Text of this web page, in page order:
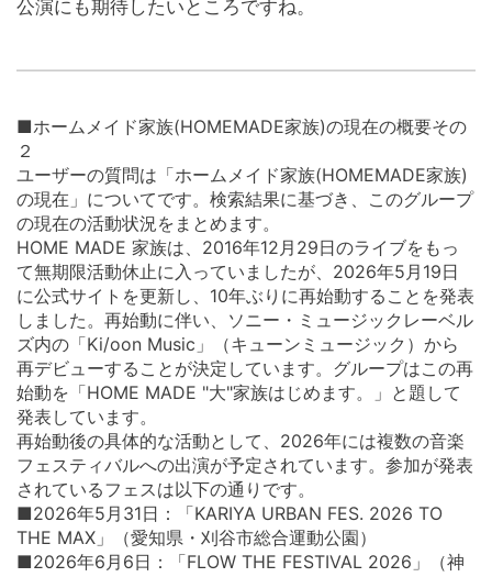
公演にも期待したいところですね。
■ホームメイド家族(HOMEMADE家族)の現在の概要その
２
ユーザーの質問は「ホームメイド家族(HOMEMADE家族)
の現在」についてです。検索結果に基づき、このグループ
の現在の活動状況をまとめます。
HOME MADE 家族は、2016年12月29日のライブをもっ
て無期限活動休止に入っていましたが、2026年5月19日
に公式サイトを更新し、10年ぶりに再始動することを発表
しました。再始動に伴い、ソニー・ミュージックレーベル
ズ内の「Ki/oon Music」（キューンミュージック）から
再デビューすることが決定しています。グループはこの再
始動を「HOME MADE "大"家族はじめます。」と題して
発表しています。
再始動後の具体的な活動として、2026年には複数の音楽
フェスティバルへの出演が予定されています。参加が発表
されているフェスは以下の通りです。
■2026年5月31日：「KARIYA URBAN FES. 2026 TO
THE MAX」（愛知県・刈谷市総合運動公園）
■2026年6月6日：「FLOW THE FESTIVAL 2026」（神